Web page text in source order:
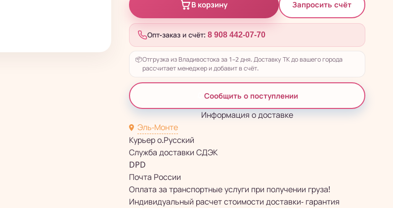
В корзину Запросить счёт
Опт-заказ и счёт: 8 908 442-07-70
📦Отгрузка из Владивостока за 1–2 дня. Доставку ТК до вашего города
рассчитает менеджер и добавит в счёт.
Сообщить о поступлении
Информация о доставке
Эль-Монте
Курьер о.Русский
Служба доставки СДЭК
DPD
Почта России
Оплата за транспортные услуги при получении груза!
Индивидуальный расчет стоимости доставки- гарантия